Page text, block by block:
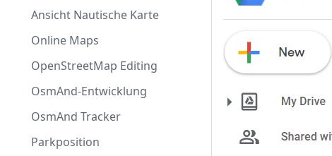
Ansicht Nautische Karte
Online Maps
OpenStreetMap Editing
OsmAnd-Entwicklung
OsmAnd Tracker
Parkposition